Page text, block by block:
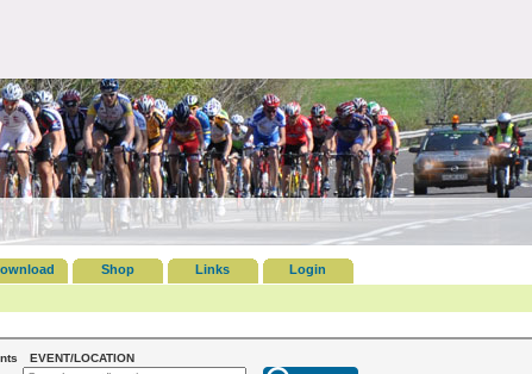
Shop Links
Login
EVENT/LOCATION